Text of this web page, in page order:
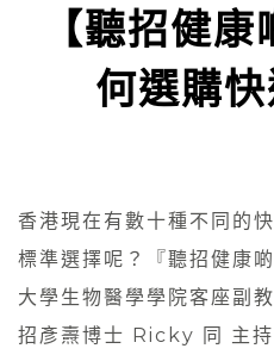
【聽招健
何選購
香港現在有數十種不同的
標準選擇呢？『聽招健康
大學生物醫學學院客座副
招彥燾博士 Ricky 同 主